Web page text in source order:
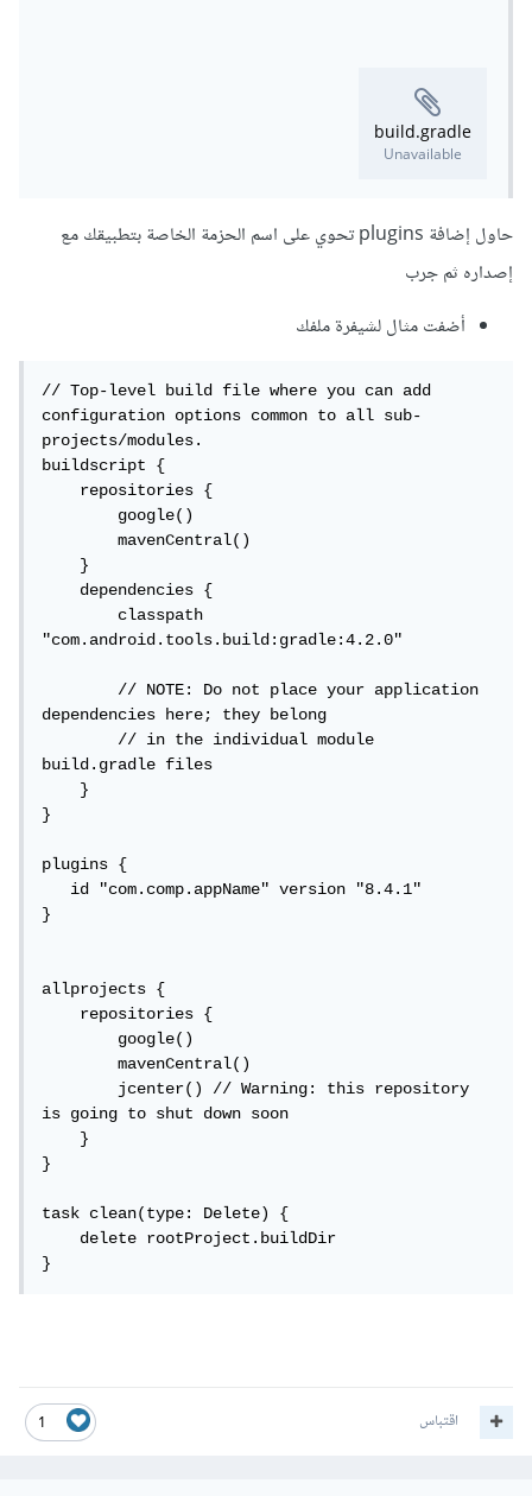
build.gradle
Unavailable
حاول إضافة plugins تحوي على اسم الحزمة الخاصة بتطبيقك مع
إصداره ثم جرب
أضفت مثال لشيفرة ملفك
// Top-level build file where you can add
configuration options common to all sub-
projects/modules.
buildscript {
    repositories {
        google()
        mavenCentral()
    }
    dependencies {
        classpath
"com.android.tools.build:gradle:4.2.0"
        // NOTE: Do not place your application
dependencies here; they belong
        // in the individual module
build.gradle files
    }
}
plugins {
   id "com.comp.appName" version "8.4.1"
}
allprojects {
    repositories {
        google()
        mavenCentral()
        jcenter() // Warning: this repository
is going to shut down soon
    }
}
task clean(type: Delete) {
    delete rootProject.buildDir
}
1 اقتباس